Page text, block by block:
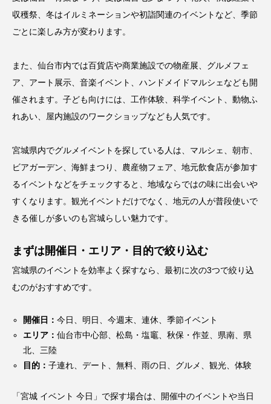
収穫祭、冬はイルミネーションや初詣関連のイベントなど、季節
ごとに楽しみ方が変わります。
また、仙台市内では百貨店や商業施設での物産展、グルメフェ
ア、アート展示、音楽イベント、ハンドメイドマルシェなども開
催されます。子ども向けには、工作体験、科学イベント、動物ふ
れあい、屋内施設のワークショップなども人気です。
宮城県内でグルメイベントを探している人は、マルシェ、朝市、
ビアガーデン、海鮮まつり、農産物フェア、地元飲食店が参加す
るイベントなどをチェックすると、地域ならではの味に出会いや
すくなります。観光イベントだけでなく、地元の人が普段使いで
きる催しが多いのも宮城らしい魅力です。
まずは開催日・エリア・目的で絞り込む
宮城県のイベントを効率よく探すなら、最初に次の3つで絞り込
むのがおすすめです。
開催日：今日、明日、今週末、連休、季節イベント
エリア：仙台市中心部、松島・塩竈、秋保・作並、県南、県
北、三陸
目的：子連れ、デート、無料、雨の日、グルメ、観光、体験
「宮城 イベント 今日」で探す場合は、開催中のイベントや当日